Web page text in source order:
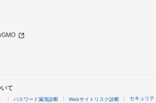
て
パスワード漏洩診断 Webサイトリスク診断 セキュリテ